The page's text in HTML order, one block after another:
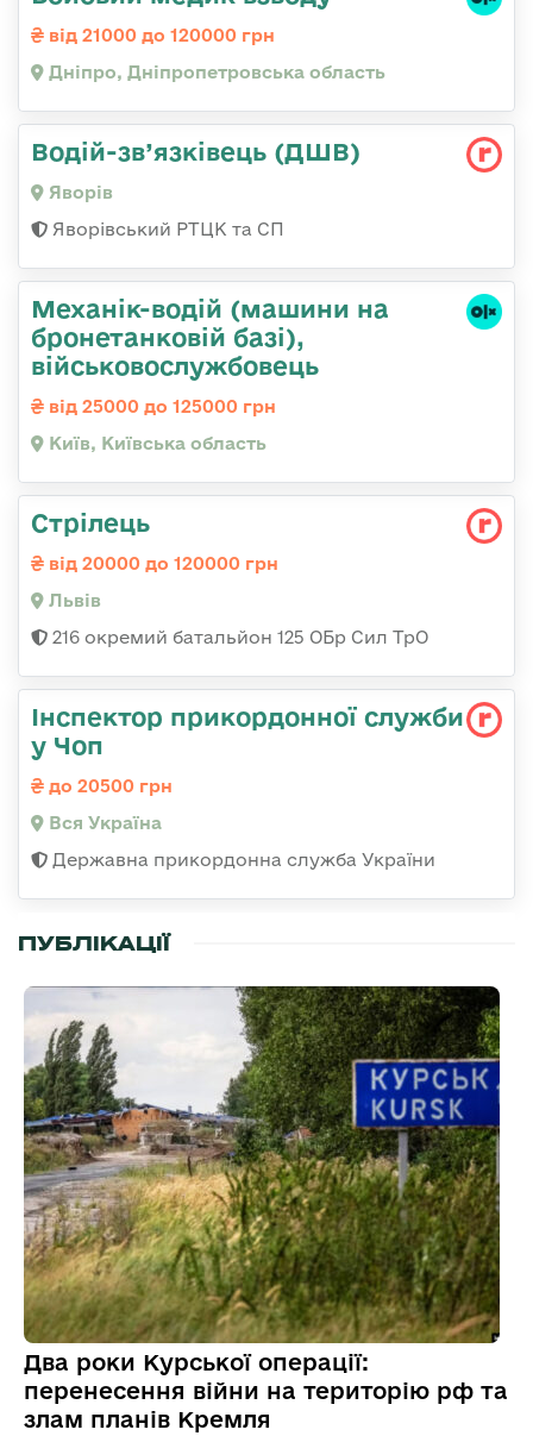
від 21000 до 120000 грн
Дніпро, Дніпропетровська область
Водій-зв’язківець (ДШВ)
Яворів
Яворівський РТЦК та СП
Механік-водій (машини на
бронетанковій базі),
військовослужбовець
від 25000 до 125000 грн
Київ, Київська область
Стрілець
від 20000 до 120000 грн
Львів
216 окремий батальйон 125 ОБр Сил ТрО
Інспектор прикордонної служби
у Чоп
до 20500 грн
Вся Україна
Державна прикордонна служба України
ПУБЛІКАЦІЇ
Два роки Курської операції:
перенесення війни на територію рф та
злам планів Кремля